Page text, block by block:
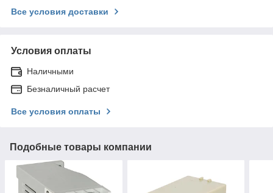
Все условия доставки
Условия оплаты
Наличными
Безналичный расчет
Все условия оплаты
Подобные товары компании